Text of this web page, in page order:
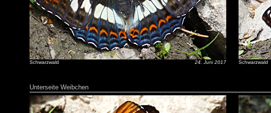
Schwarzwald 24. Juni 2017 Schwarzwald
Unterseite Weibchen